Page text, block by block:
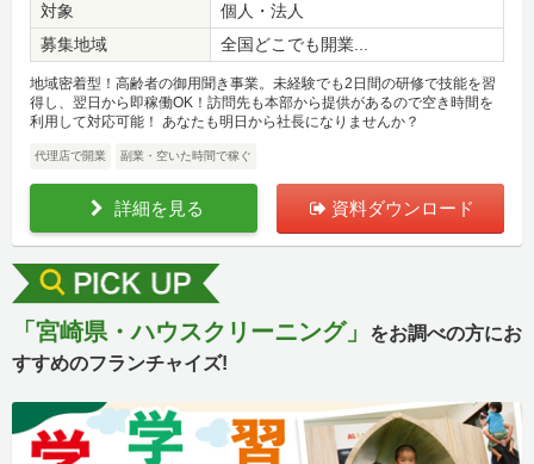
対象
個人・法人
募集地域
全国どこでも開業...
地域密着型！高齢者の御用聞き事業。未経験でも2日間の研修で技能を習
得し、翌日から即稼働OK！訪問先も本部から提供があるので空き時間を
利用して対応可能！ あなたも明日から社長になりませんか？
代理店で開業 副業・空いた時間で稼ぐ
詳細を見る 資料ダウンロード
「宮崎県・ハウスクリーニング」
をお調べの方にお
すすめのフランチャイズ!